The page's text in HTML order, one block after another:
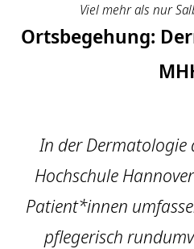
Viel mehr als nur
Ortsbegehung:
In der Dermatologie
Hochschule
Patient*innen
pflegerisch